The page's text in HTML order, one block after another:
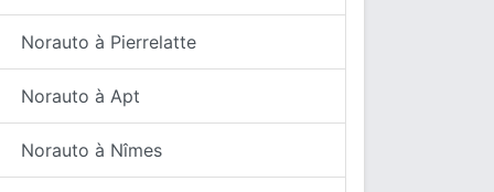
Norauto à Pierrelatte
Norauto à Apt
Norauto à Nîmes